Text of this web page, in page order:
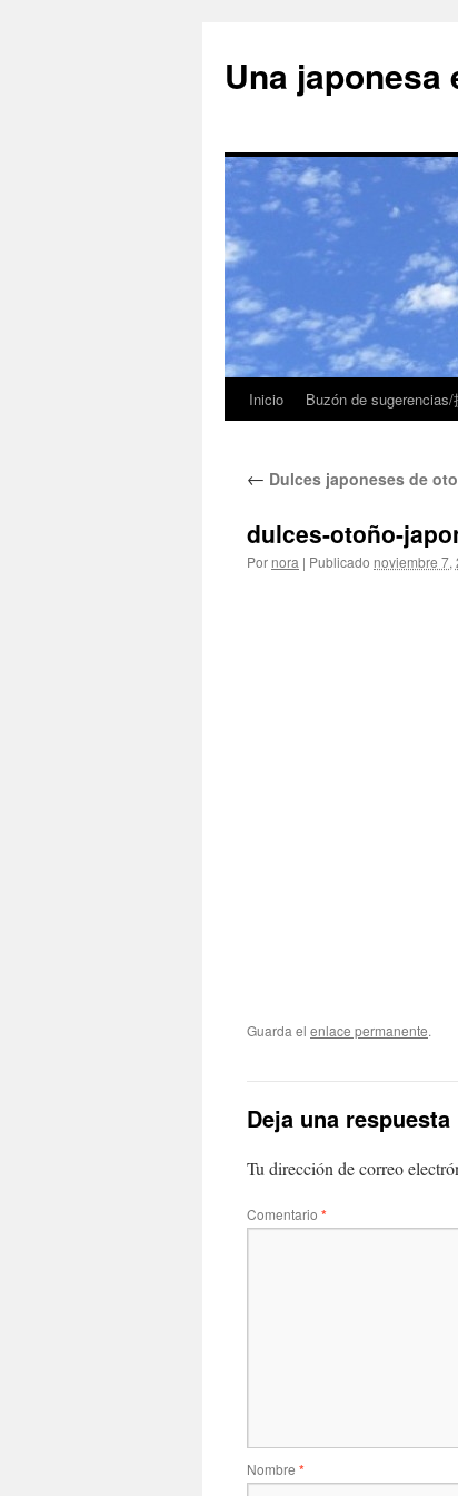
Una japonesa
Inicio Buzón de sugerencias/
← Dulces japoneses de
dulces-otoño-
Por nora | Publicado noviembre 7,
Guarda el enlace permanente.
Deja una respuesta
Tu dirección de correo
Comentario *
Nombre *